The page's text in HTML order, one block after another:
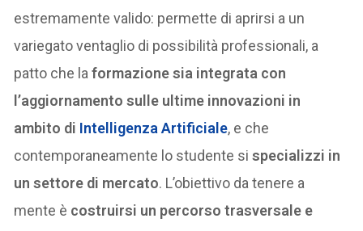
estremamente valido: permette di aprirsi a un
variegato ventaglio di possibilità professionali, a
patto che laformazione sia integrata con
l’aggiornamento sulle ultime innovazioni in
ambito di Intelligenza Artificiale, e che
contemporaneamente lo studente sispecializzi in
un settore di mercato. L’obiettivo da tenere a
mente è costruirsi un percorso trasversale e